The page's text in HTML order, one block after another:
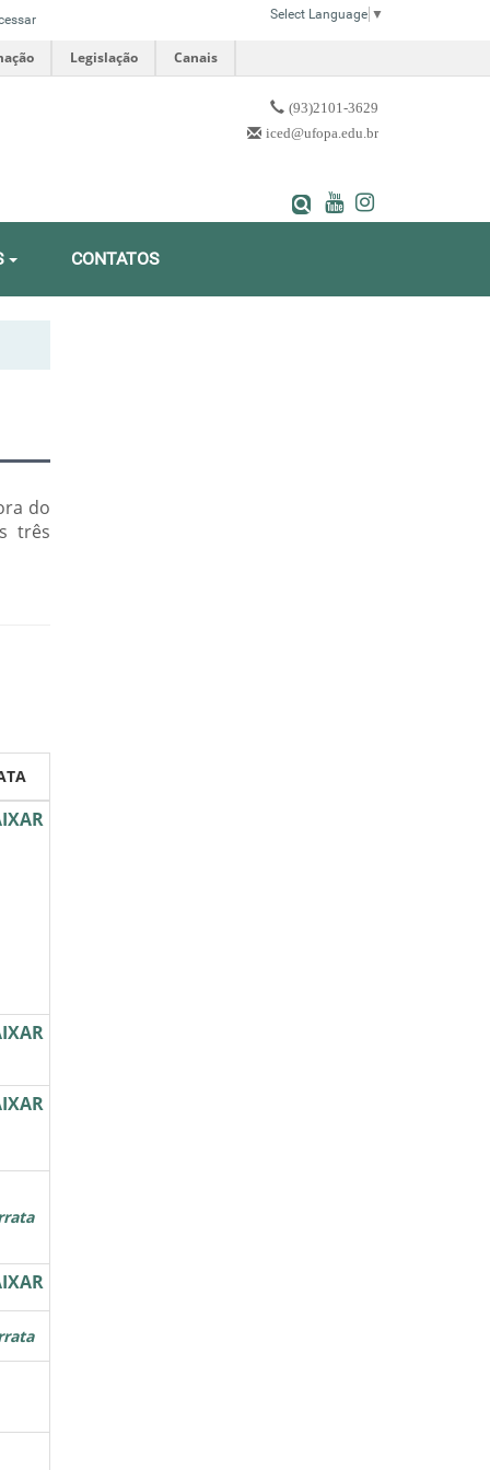
Select Language ▼
Legislação Canais
(93)2101-3629
iced@ufopa.edu.br
CONTATOS
do
três